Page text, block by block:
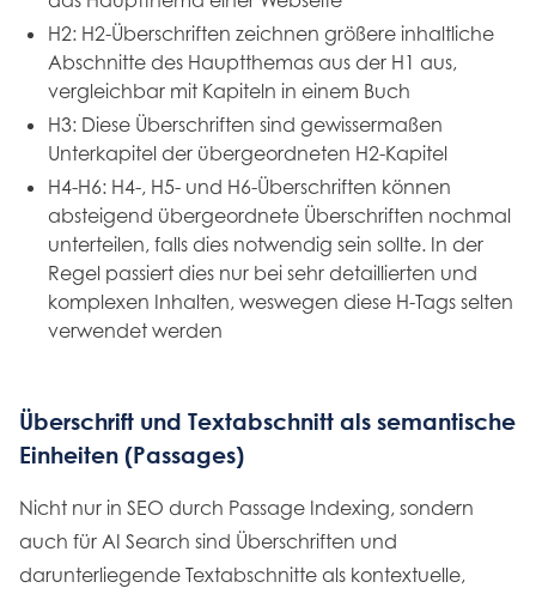
H2: H2-Überschriften zeichnen größere inhaltliche
Abschnitte des Hauptthemas aus der H1 aus,
vergleichbar mit Kapiteln in einem Buch
H3: Diese Überschriften sind gewissermaßen
Unterkapitel der übergeordneten H2-Kapitel
H4-H6: H4-, H5- und H6-Überschriften können
absteigend übergeordnete Überschriften nochmal
unterteilen, falls dies notwendig sein sollte. In der
Regel passiert dies nur bei sehr detaillierten und
komplexen Inhalten, weswegen diese H-Tags selten
verwendet werden
Überschrift und Textabschnitt als semantische
Einheiten (Passages)
Nicht nur in SEO durch Passage Indexing, sondern
auch für AI Search sind Überschriften und
darunterliegende Textabschnitte als kontextuelle,